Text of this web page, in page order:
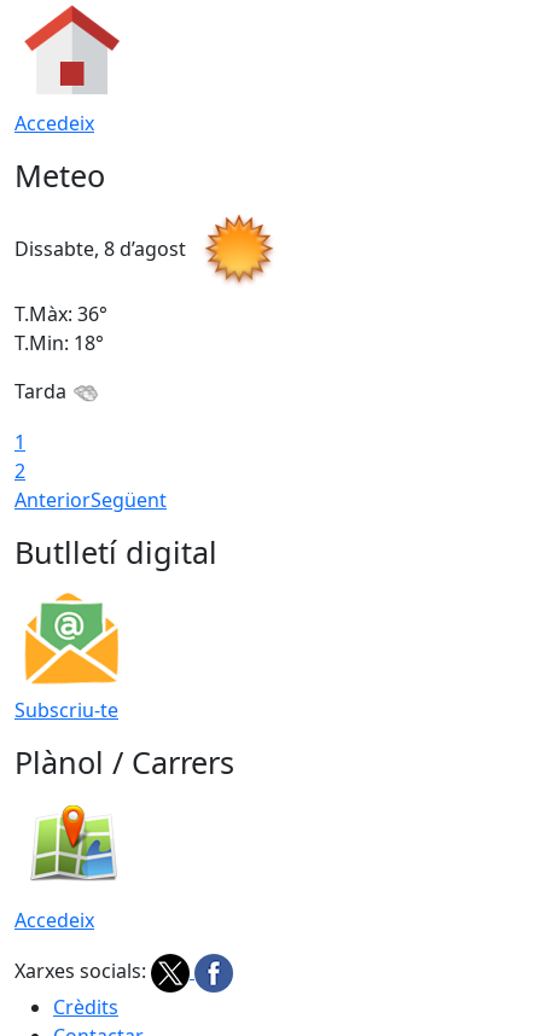
Accedeix
Meteo
Dissabte, 8 d’agost
T.Màx: 36°
T.Min: 18°
Tarda
1
2
AnteriorSegüent
Butlletí digital
Subscriu-te
Plànol / Carrers
Accedeix
Xarxes socials:
Crèdits